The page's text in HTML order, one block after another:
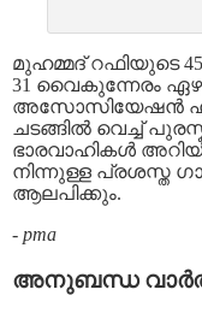
മുഹമ്മദ് റഫിയുടെ
31 വൈകുന്നേരം
അസോസിയേഷൻ
ചടങ്ങിൽ വെച്ച്
ഭാരവാഹികൾ
നിന്നുള്ള പ്രശസ്ത
ആലപിക്കും.
- pma
അനുബന്ധ